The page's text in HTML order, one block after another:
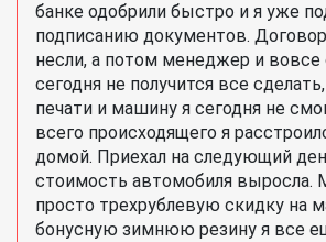
банке одобрили быстро и я уже
подписанию документов.
несли, а потом менеджер и вовсе
сегодня не получится все
печати и машину я сегодня не
всего происходящего я
домой. Приехал на следующий
стоимость автомобиля выросла.
просто трехрублевую скидку на
бонусную зимнюю резину я все